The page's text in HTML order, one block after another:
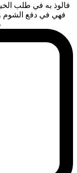
فالوذ به في طلب
فهي في دفع الشوم